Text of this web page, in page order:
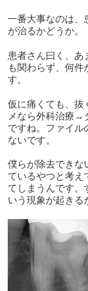
一番大事なのは、
が治るかどうか。
患者さん曰く、あ
も関わらず、何
す。
仮に痛くても、
メなら外科治療→
ですね。ファイル
ないです。
僕らが除去できな
ているやつと考え
てしまうんです。
いう現象が起きる